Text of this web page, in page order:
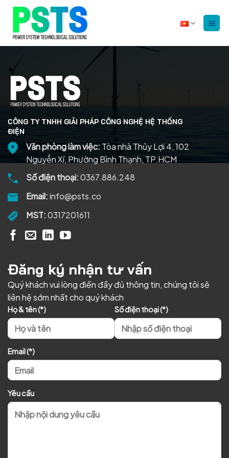
dung
CÔNG TY TNHH GIẢI PHÁP CÔNG NGHỆ HỆ THỐNG
ĐIỆN
Văn phòng làm việc: Tòa nhà Thủy Lợi 4, 102
Nguyễn Xí, Phường Bình Thạnh, TP.HCM
Số điện thoại:0367.886.248
Email:info@psts.co
MST:0317201611
Đăng ký nhận tư vấn
Quý khách vui lòng điền đầy đủ thông tin, chúng tôi sẽ
liên hệ sớm nhất cho quý khách
Họ & tên (*) Số điện thoại (*)
Email (*)
Yêu cầu